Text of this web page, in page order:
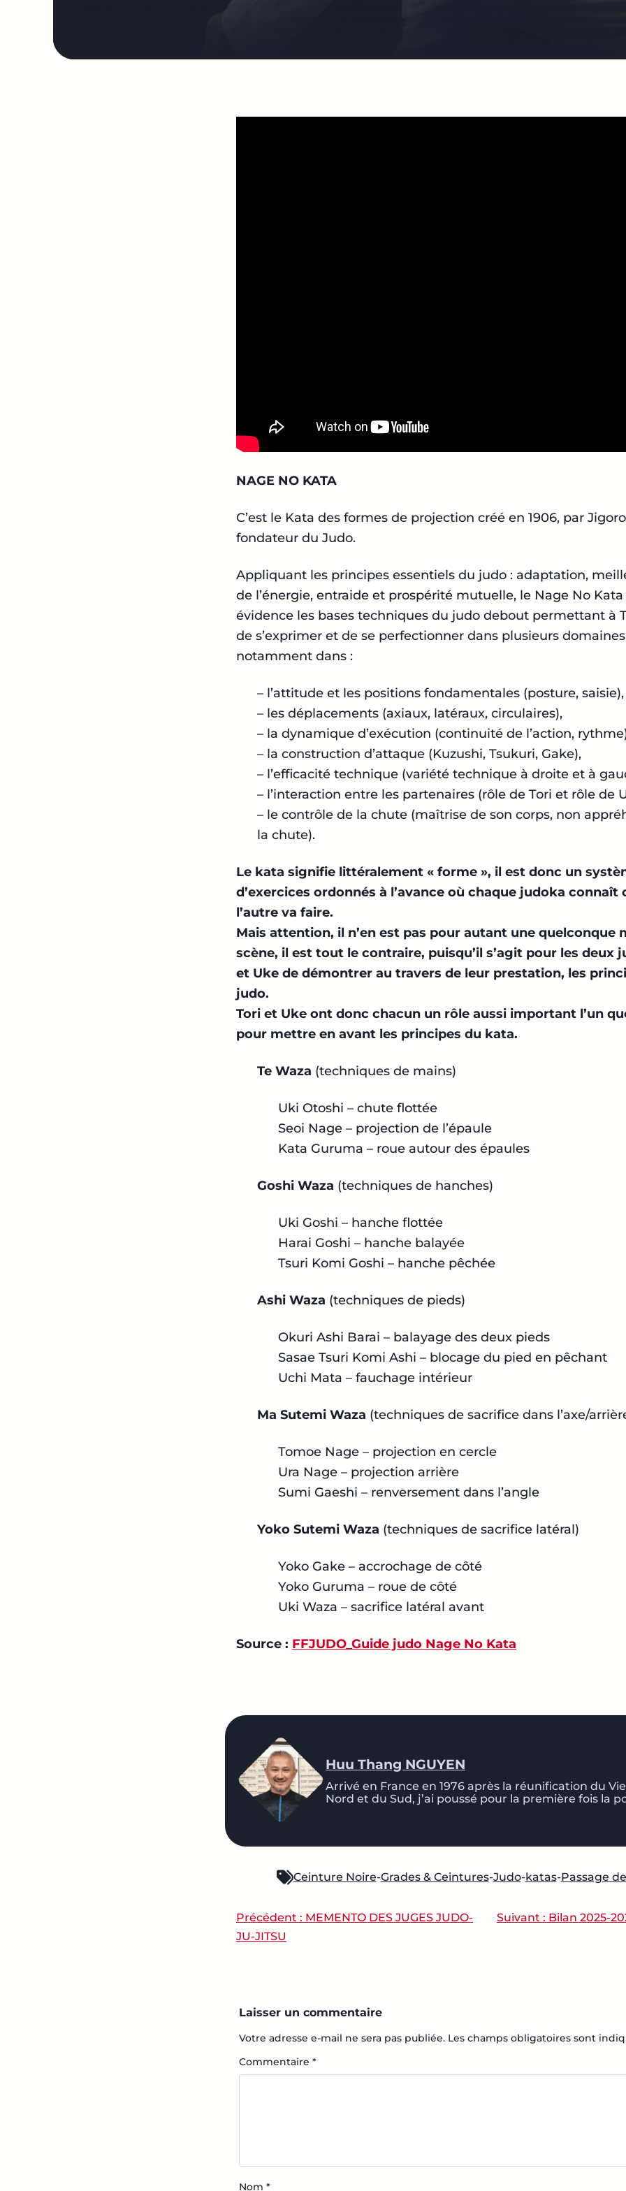
NAGE NO KATA
C’est le Kata des formes de projection créé en 1906, par
fondateur du Judo.
Appliquant les principes essentiels du judo : adaptation,
de l’énergie, entraide et prospérité mutuelle, le Nage No
évidence les bases techniques du judo debout permettant à
de s’exprimer et de se perfectionner dans plusieurs
notamment dans :
– l’attitude et les positions fondamentales (posture, saisie),
– les déplacements (axiaux, latéraux, circulaires),
– la dynamique d’exécution (continuité de l’action,
– la construction d’attaque (Kuzushi, Tsukuri, Gake),
– l’efficacité technique (variété technique à droite et à
– l’interaction entre les partenaires (rôle de Tori et rôle de
– le contrôle de la chute (maîtrise de son corps, non
la chute).
Le kata signifie littéralement « forme », il est donc un
d’exercices ordonnés à l’avance où chaque judoka connaît
l’autre va faire.
Mais attention, il n’en est pas pour autant une quelconque
scène, il est tout le contraire, puisqu’il s’agit pour les deux
et Uke de démontrer au travers de leur prestation, les
judo.
Tori et Uke ont donc chacun un rôle aussi important l’un
pour mettre en avant les principes du kata.
Te Waza (techniques de mains)
Uki Otoshi – chute flottée
Seoi Nage – projection de l’épaule
Kata Guruma – roue autour des épaules
Goshi Waza (techniques de hanches)
Uki Goshi – hanche flottée
Harai Goshi – hanche balayée
Tsuri Komi Goshi – hanche pêchée
Ashi Waza (techniques de pieds)
Okuri Ashi Barai – balayage des deux pieds
Sasae Tsuri Komi Ashi – blocage du pied en pêchant
Uchi Mata – fauchage intérieur
Ma Sutemi Waza (techniques de sacrifice dans l’axe/
Tomoe Nage – projection en cercle
Ura Nage – projection arrière
Sumi Gaeshi – renversement dans l’angle
Yoko Sutemi Waza (techniques de sacrifice latéral)
Yoko Gake – accrochage de côté
Yoko Guruma – roue de côté
Uki Waza – sacrifice latéral avant
Source : FFJUDO_Guide judo Nage No Kata
Huu Thang NGUYEN
Arrivé en France en 1976 après la réunification du
Nord et du Sud, j’ai poussé pour la première fois la
Ceinture Noire-Grades & Ceintures-Judo-katas-Passage
NAVIGATION DE L’ARTICLE
Précédent : MEMENTO DES JUGES JUDO-
JU-JITSU
Suivant : Bilan 2025-
Laisser un commentaire
Votre adresse e-mail ne sera pas publiée. Les champs obligatoires sont
Commentaire *
Nom *